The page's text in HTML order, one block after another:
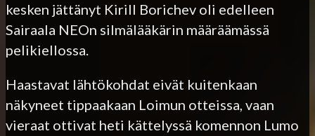
kesken jättänyt Kirill Borichev oli edelleen
Sairaala NEOn silmälääkärin määräämässä
pelikiellossa.
Haastavat lähtökohdat eivät kuitenkaan
näkyneet tippaakaan Loimun otteissa, vaan
vieraat ottivat heti kättelyssä komennon Lumo